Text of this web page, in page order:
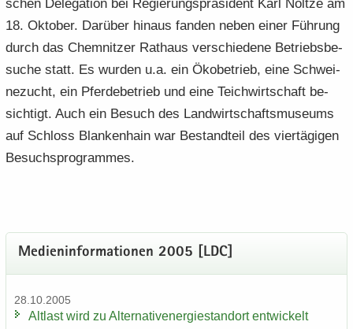
schen De­le­ga­ti­on bei Re­gie­rungs­prä­si­dent Karl Nolt­ze am
18. Ok­to­ber. Dar­über hin­aus fan­den neben einer Füh­rung
durch das Chem­nit­zer Rat­haus ver­schie­de­ne Be­triebs­be­
su­che statt. Es wur­den u.a. ein Öko­be­trieb, eine Schwei­
ne­zucht, ein Pfer­de­be­trieb und eine Teich­wirt­schaft be­
sich­tigt. Auch ein Be­such des Land­wirt­schafts­mu­se­ums
auf Schloss Blan­ken­hain war Be­stand­teil des vier­tä­gi­gen
Be­suchs­pro­gram­mes.
Me­di­en­in­for­ma­tio­nen 2005 [LDC]
28.10.2005
Alt­last wird zu Al­ter­na­tiv­ener­gie­stand­ort ent­wi­ckelt